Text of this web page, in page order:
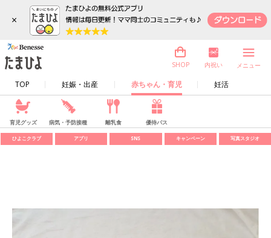
×
TOP 妊娠・出産 赤ちゃん・育児 妊活
SHOP 内祝い メニュー
育児グッズ 病気・予防接種 離乳食 優待パス
ひよこクラブ アプリ SNS キャンペーン 写真スタジオ